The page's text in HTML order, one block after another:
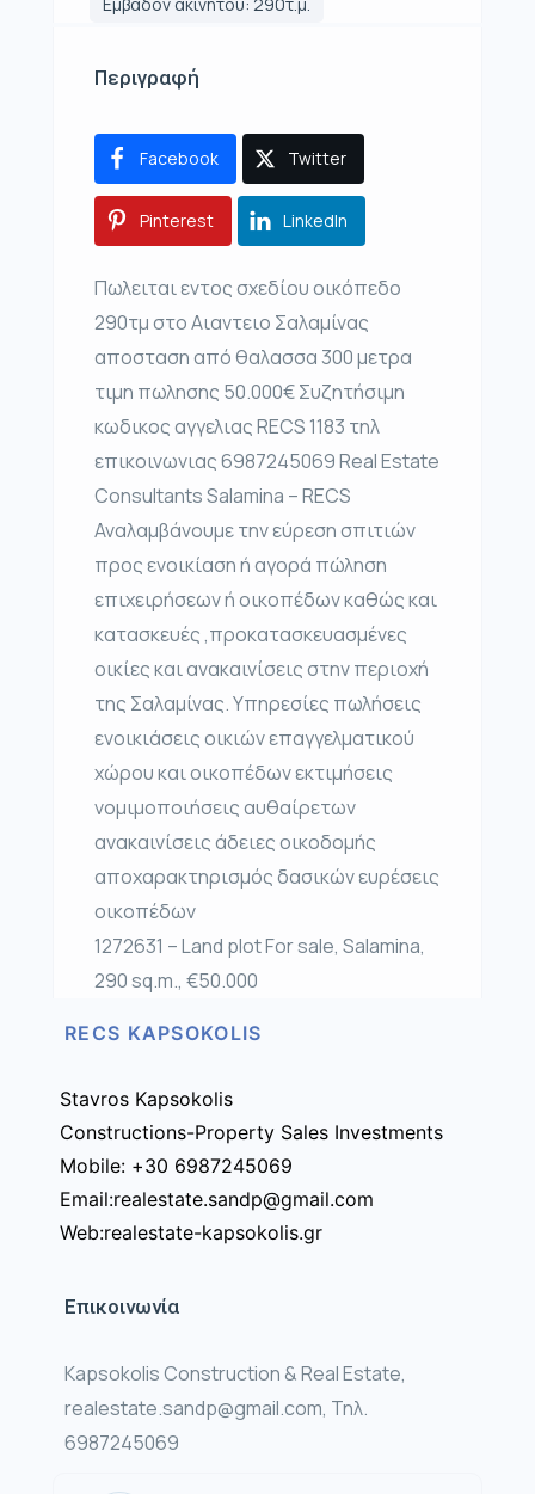
Περιγραφή
Facebook Twitter
Pinterest LinkedIn
Πωλειται εντος σχεδίου οικόπεδo
290τμ στo Αιαντειο Σαλαμίνας
αποσταση από θαλασσα 300 μετρα
τιμη πωλησης 50.000€ Συζητήσιμη
κωδικος αγγελιας RECS 1183 τηλ
επικοινωνιας 6987245069 Real Estate
Consultants Salamina – RECS
Αναλαμβάνουμε την εύρεση σπιτιών
προς ενοικίαση ή αγορά πώληση
επιχειρήσεων ή οικοπέδων καθώς και
κατασκευές ,προκατασκευασμένες
οικίες και ανακαινίσεις στην περιοχή
της Σαλαμίνας. Υπηρεσίες πωλήσεις
ενοικιάσεις οικιών επαγγελματικού
χώρου και οικοπέδων εκτιμήσεις
νομιμοποιήσεις αυθαίρετων
ανακαινίσεις άδειες οικοδομής
αποχαρακτηρισμός δασικών ευρέσεις
οικοπέδων
1272631 – Land plot For sale, Salamina,
290 sq.m., €50.000
RECS KAPSOKOLIS
Stavros Kapsokolis
Constructions-Property Sales Investments
Mobile: +30 6987245069
Email:realestate.sandp@gmail.com
Web:realestate-kapsokolis.gr
Επικοινωνία
Kapsokolis Construction & Real Estate,
realestate.sandp@gmail.com, Τηλ.
6987245069